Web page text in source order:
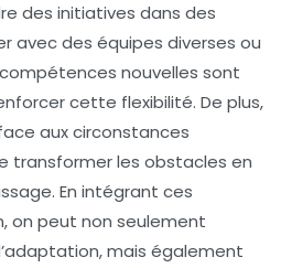
des initiatives dans des
avec des équipes diverses ou
nouvelles sont
cette flexibilité. De plus,
aux circonstances
transformer les obstacles en
En intégrant ces
on peut non seulement
mais également